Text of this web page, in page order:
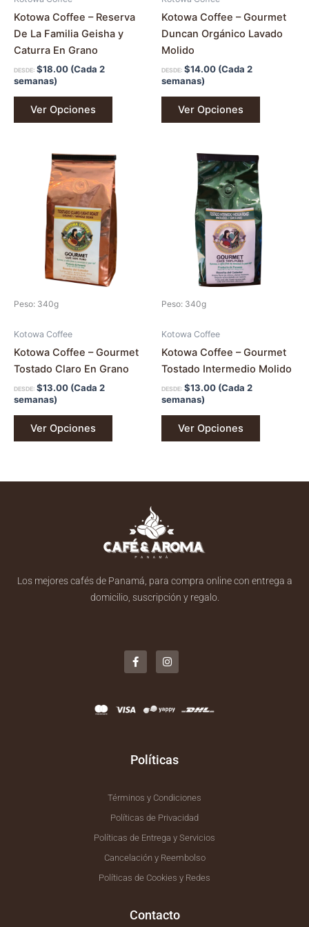
Kotowa Coffee – Reserva
De La Familia Geisha y
Caturra En Grano
DESDE: $18.00 (Cada 2
semanas)
Ver Opciones
página
de
Kotowa Coffee – Gourmet
Duncan Orgánico Lavado
Molido
DESDE: $14.00 (Cada 2
semanas)
Ver Opciones
página
de
Peso: 340g
Kotowa Coffee
Kotowa Coffee – Gourmet
Tostado Claro En Grano
DESDE: $13.00 (Cada 2
semanas)
Ver Opciones
Este
producto
tiene
múltiples
Las
opciones
se
página
de
Peso: 340g
Kotowa Coffee
Kotowa Coffee – Gourmet
Tostado Intermedio Molido
DESDE: $13.00 (Cada 2
semanas)
Ver Opciones
tiene
múltiples
variantes.
Las
opciones
se
página
de
Los mejores cafés de Panamá, para compra online con entrega a
domicilio, suscripción y regalo.
a
c
e
o
k
n
s
t
a
Políticas
Términos y Condiciones
Políticas de Privacidad
Políticas de Entrega y Servicios
Cancelación y Reembolso
Políticas de Cookies y Redes
Contacto